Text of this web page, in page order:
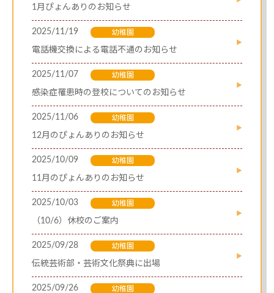
1月ぴょんありのお知らせ
2025/11/19 幼稚園
電話機交換による電話不通のお知らせ
2025/11/07 幼稚園
感染症罹患時の登校についてのお知らせ
2025/11/06 幼稚園
12月のぴょんありのお知らせ
2025/10/09 幼稚園
11月のぴょんありのお知らせ
2025/10/03 幼稚園
（10/6）休校のご案内
2025/09/28 幼稚園
伝統芸術部・芸術文化祭典に出場
2025/09/26 幼稚園